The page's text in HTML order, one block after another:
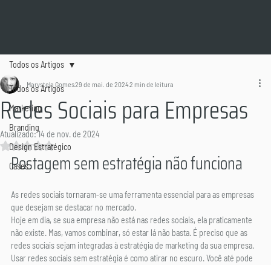
Todos os Artigos
Marketing
Branding
Design Estratégico
Cases
Todos os Artigos
Redes Sociais para Empresas
Marystela Gomes29 de mai. de 20242 min de leitura
Atualizado:14 de nov. de 2024
Avaliado com NaN de 5 estrelas.
Postagem sem estratégia não funciona
As redes sociais tornaram-se uma ferramenta essencial para as empresas
que desejam se destacar no mercado.
Hoje em dia, se sua empresa não está nas redes sociais, ela praticamente
não existe. Mas, vamos combinar, só estar lá não basta. É preciso que as
redes sociais sejam integradas à estratégia de marketing da sua empresa.
Usar redes sociais sem estratégia é como atirar no escuro. Você até pode